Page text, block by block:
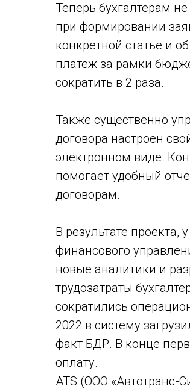
Теперь бухгалтерам
при формировании
конкретной статье и
платеж за рамки
сократить в 2 раза.
Также существенно
договора настроен
электронном виде.
помогает удобный
договорам.
В результате
финансового
новые аналитики и
трудозатраты
сократились
2022 в систему
факт БДР. В конце
оплату.
ATS (ООО «Автотранс-